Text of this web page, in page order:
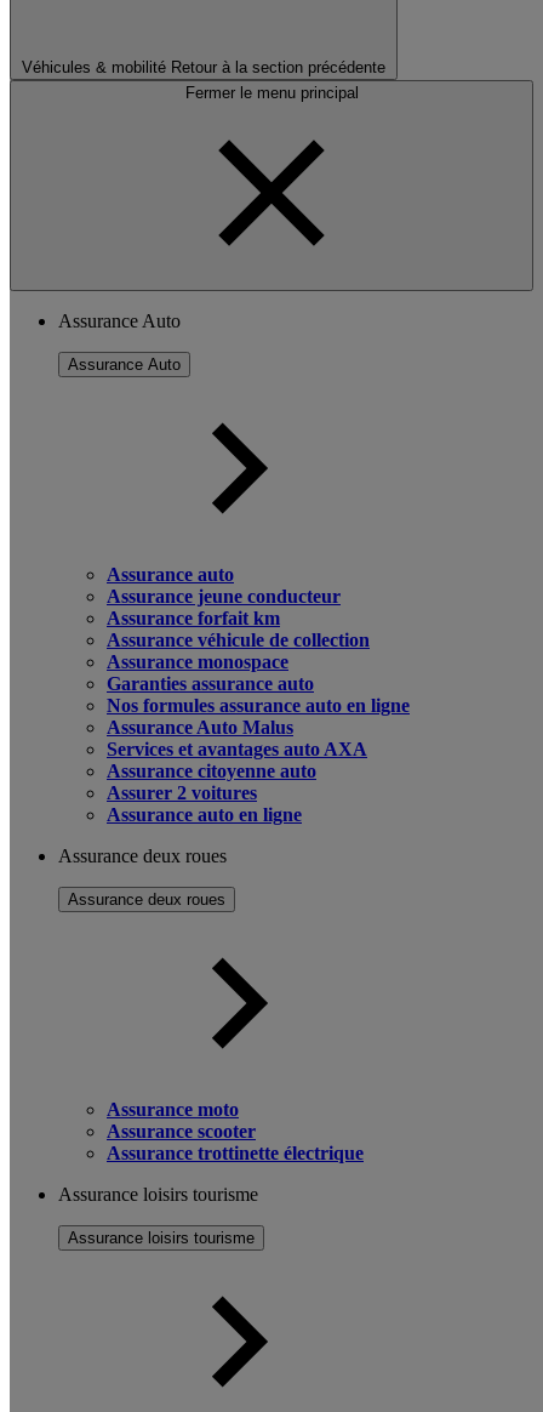
Véhicules & mobilité Retour à la section précédente
Fermer le menu principal
Assurance Auto
Assurance Auto
Assurance auto
Assurance jeune conducteur
Assurance forfait km
Assurance véhicule de collection
Assurance monospace
Garanties assurance auto
Nos formules assurance auto en ligne
Assurance Auto Malus
Services et avantages auto AXA
Assurance citoyenne auto
Assurer 2 voitures
Assurance auto en ligne
Assurance deux roues
Assurance deux roues
Assurance moto
Assurance scooter
Assurance trottinette électrique
Assurance loisirs tourisme
Assurance loisirs tourisme